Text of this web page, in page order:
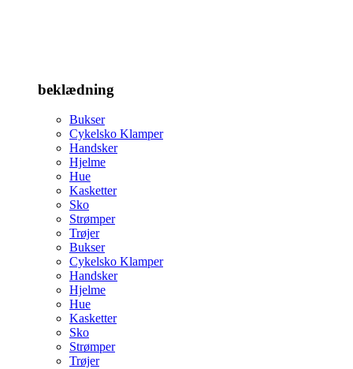
beklædning
Bukser
Cykelsko Klamper
Handsker
Hjelme
Hue
Kasketter
Sko
Strømper
Trøjer
Bukser
Cykelsko Klamper
Handsker
Hjelme
Hue
Kasketter
Sko
Strømper
Trøjer